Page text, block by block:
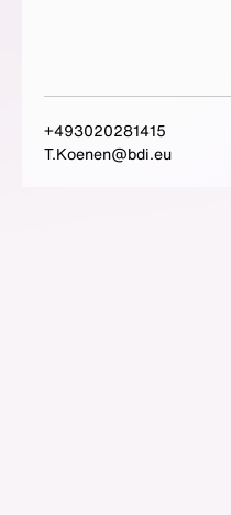
+493020281415
T.Koenen@bdi.eu